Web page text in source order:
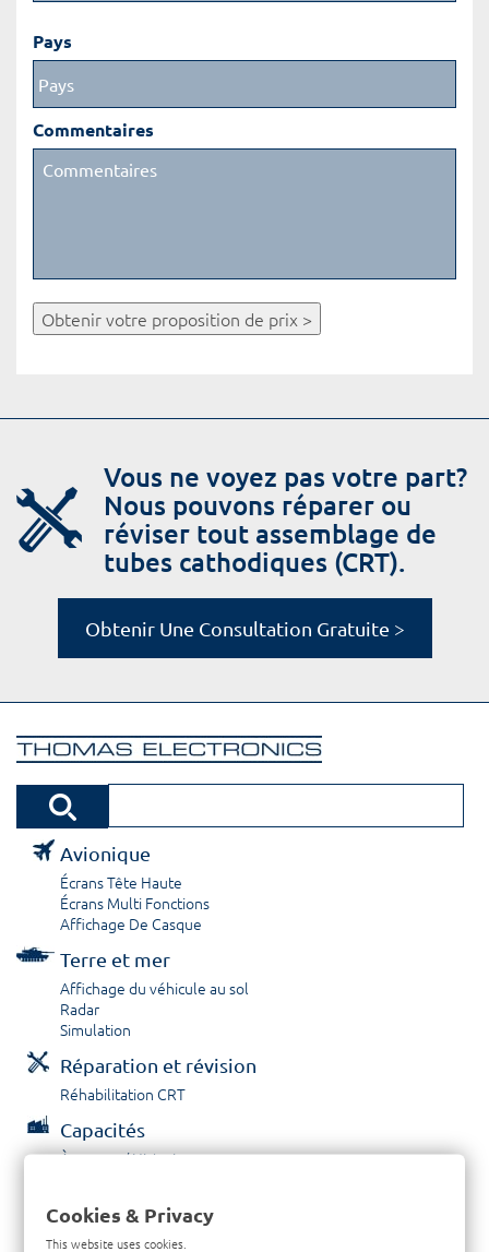
Pays
Commentaires
Obtenir votre proposition de prix >
Vous ne voyez pas votre part?
Nous pouvons réparer ou
réviser tout assemblage de
tubes cathodiques (CRT).
Obtenir Une Consultation Gratuite >
Avionique
Écrans Tête Haute
Écrans Multi Fonctions
Affichage De Casque
Terre et mer
Affichage du véhicule au sol
Radar
Simulation
Réparation et révision
Réhabilitation CRT
Capacités
À propos / Historique
Contactez nous
Cookies & Privacy
This website uses cookies.